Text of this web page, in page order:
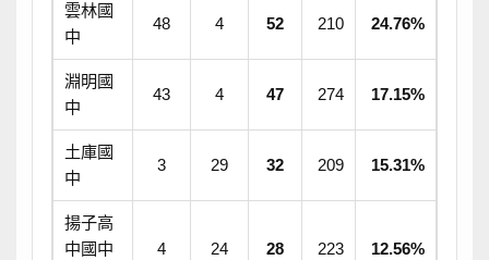
雲林國
中
48 4 52 210 24.76%
淵明國
中
43 4 47 274 17.15%
土庫國
中
3 29 32 209 15.31%
揚子高
中國中
4 24 28 223 12.56%